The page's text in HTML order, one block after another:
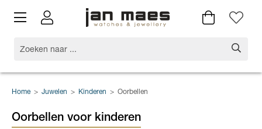
Home > Juwelen > Kinderen > Oorbellen
Oorbellen voor kinderen